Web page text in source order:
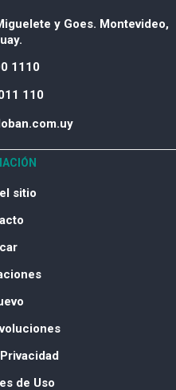
y Goes. Montevideo,
1110
110
sitio
de Uso